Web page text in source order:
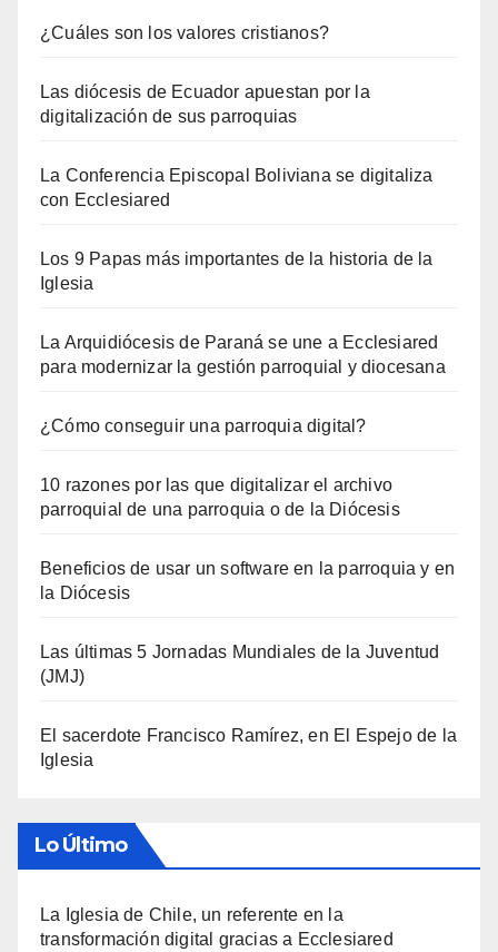
¿Cuáles son los valores cristianos?
Las diócesis de Ecuador apuestan por la
digitalización de sus parroquias
La Conferencia Episcopal Boliviana se digitaliza
con Ecclesiared
Los 9 Papas más importantes de la historia de la
Iglesia
La Arquidiócesis de Paraná se une a Ecclesiared
para modernizar la gestión parroquial y diocesana
¿Cómo conseguir una parroquia digital?
10 razones por las que digitalizar el archivo
parroquial de una parroquia o de la Diócesis
Beneficios de usar un software en la parroquia y en
la Diócesis
Las últimas 5 Jornadas Mundiales de la Juventud
(JMJ)
El sacerdote Francisco Ramírez, en El Espejo de la
Iglesia
Lo Último
La Iglesia de Chile, un referente en la
transformación digital gracias a Ecclesiared